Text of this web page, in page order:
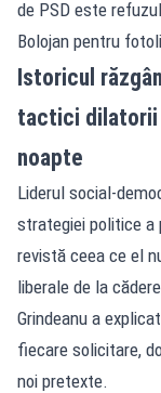
de PSD este
Bolojan pentru
Istoricul
tactici dilatorii
noapte
Liderul social-
strategiei politice a
revistă ceea ce el
liberale de la
Grindeanu a
fiecare solicitare,
noi pretexte.